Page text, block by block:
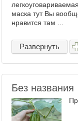
маска тут Вы
нравится там ...
Развернуть
Без названия